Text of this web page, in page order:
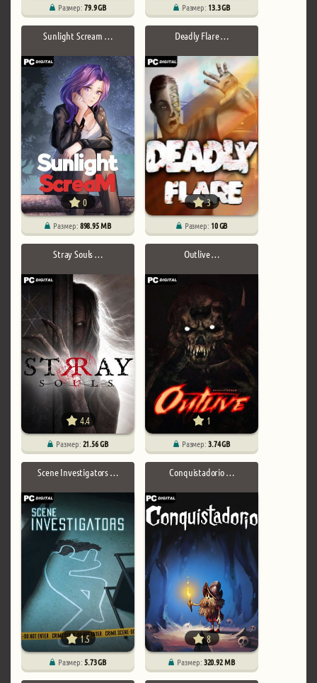
Размер:79.9 GB Размер: 13.3 GB
Sunlight Scream …
0
Размер:898.95 MB
Deadly Flare …
3
Размер: 10 GB
Stray Souls …
4.4
Размер:21.56 GB
Outlive …
1
Размер:3.74 GB
Scene Investigators …
1.5
Размер:5.73 GB
Conquistadorio …
8
Размер:320.92 MB